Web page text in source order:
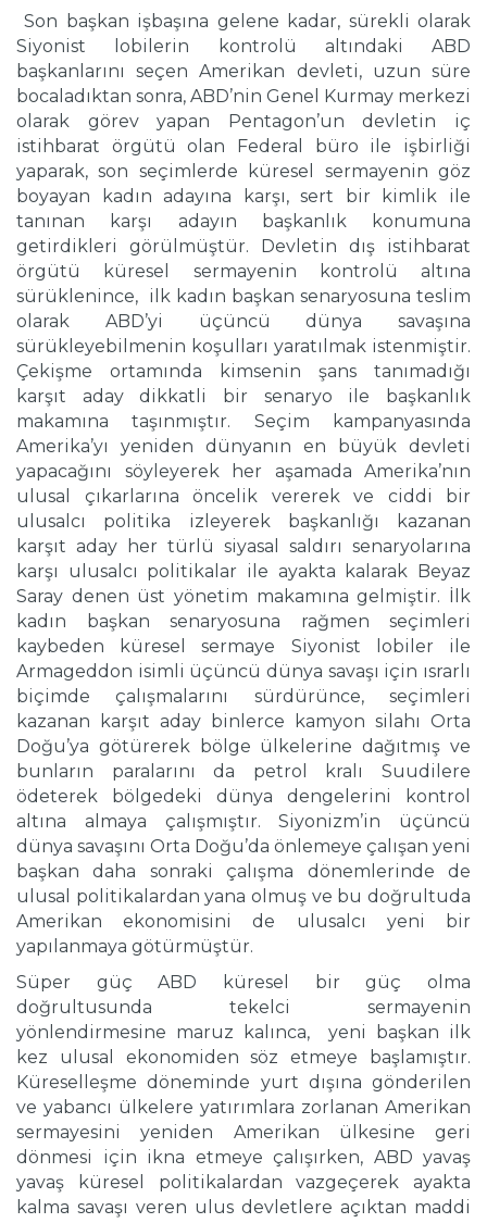
Son başkan işbaşına gelene kadar, sürekli olarak
Siyonist lobilerin kontrolü altındaki ABD
başkanlarını seçen Amerikan devleti, uzun süre
bocaladıktan sonra, ABD’nin Genel Kurmay merkezi
olarak görev yapan Pentagon’un devletin iç
istihbarat örgütü olan Federal büro ile işbirliği
yaparak, son seçimlerde küresel sermayenin göz
boyayan kadın adayına karşı, sert bir kimlik ile
tanınan karşı adayın başkanlık konumuna
getirdikleri görülmüştür. Devletin dış istihbarat
örgütü küresel sermayenin kontrolü altına
sürüklenince, ilk kadın başkan senaryosuna teslim
olarak ABD’yi üçüncü dünya savaşına
sürükleyebilmenin koşulları yaratılmak istenmiştir.
Çekişme ortamında kimsenin şans tanımadığı
karşıt aday dikkatli bir senaryo ile başkanlık
makamına taşınmıştır. Seçim kampanyasında
Amerika’yı yeniden dünyanın en büyük devleti
yapacağını söyleyerek her aşamada Amerika’nın
ulusal çıkarlarına öncelik vererek ve ciddi bir
ulusalcı politika izleyerek başkanlığı kazanan
karşıt aday her türlü siyasal saldırı senaryolarına
karşı ulusalcı politikalar ile ayakta kalarak Beyaz
Saray denen üst yönetim makamına gelmiştir. İlk
kadın başkan senaryosuna rağmen seçimleri
kaybeden küresel sermaye Siyonist lobiler ile
Armageddon isimli üçüncü dünya savaşı için ısrarlı
biçimde çalışmalarını sürdürünce, seçimleri
kazanan karşıt aday binlerce kamyon silahı Orta
Doğu’ya götürerek bölge ülkelerine dağıtmış ve
bunların paralarını da petrol kralı Suudilere
ödeterek bölgedeki dünya dengelerini kontrol
altına almaya çalışmıştır. Siyonizm’in üçüncü
dünya savaşını Orta Doğu’da önlemeye çalışan yeni
başkan daha sonraki çalışma dönemlerinde de
ulusal politikalardan yana olmuş ve bu doğrultuda
Amerikan ekonomisini de ulusalcı yeni bir
yapılanmaya götürmüştür.
Süper güç ABD küresel bir güç olma
doğrultusunda tekelci sermayenin
yönlendirmesine maruz kalınca, yeni başkan ilk
kez ulusal ekonomiden söz etmeye başlamıştır.
Küreselleşme döneminde yurt dışına gönderilen
ve yabancı ülkelere yatırımlara zorlanan Amerikan
sermayesini yeniden Amerikan ülkesine geri
dönmesi için ikna etmeye çalışırken, ABD yavaş
yavaş küresel politikalardan vazgeçerek ayakta
kalma savaşı veren ulus devletlere açıktan maddi